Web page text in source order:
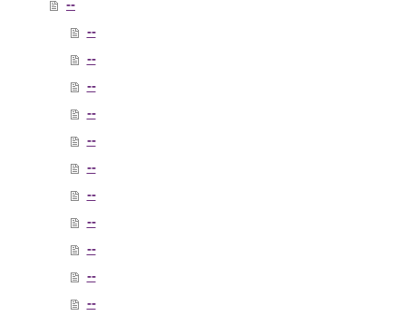
--
--
--
--
--
--
--
--
--
--
--
--